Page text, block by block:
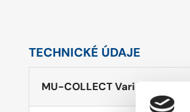
TECHNICKÉ ÚDAJE
MU-COLLECT Vario | MU-